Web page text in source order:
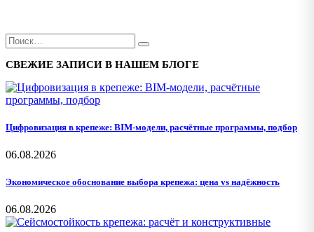
СВЕЖИЕ ЗАПИСИ В НАШЕМ БЛОГЕ
Цифровизация в крепеже: BIM-модели, расчётные программы, подбор
06.08.2026
Экономическое обоснование выбора крепежа: цена vs надёжность
06.08.2026